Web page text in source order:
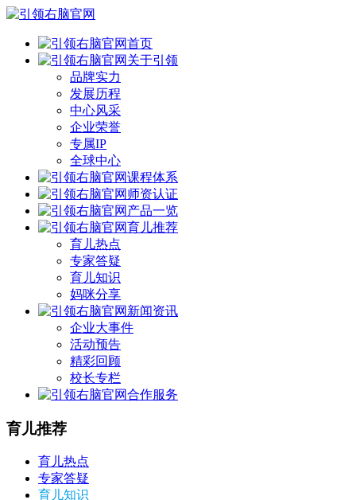
首页
关于引领
品牌实力
发展历程
中心风采
企业荣誉
专属IP
全球中心
课程体系
师资认证
产品一览
育儿推荐
育儿热点
专家答疑
育儿知识
妈咪分享
新闻资讯
企业大事件
活动预告
精彩回顾
校长专栏
合作服务
育儿推荐
育儿热点
专家答疑
育儿知识